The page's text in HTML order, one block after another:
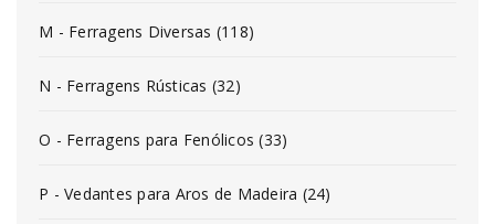
M - Ferragens Diversas (118)
N - Ferragens Rústicas (32)
O - Ferragens para Fenólicos (33)
P - Vedantes para Aros de Madeira (24)